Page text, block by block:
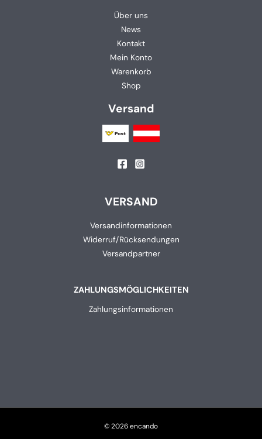
Über uns
News
Kontakt
Mein Konto
Warenkorb
Shop
Versand
VERSAND
Versandinformationen
Widerruf/Rücksendungen
Versandpartner
ZAHLUNGSMÖGLICHKEITEN
Zahlungsinformationen
© 2026 encando